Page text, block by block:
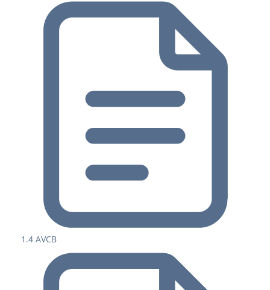
1.4 AVCB